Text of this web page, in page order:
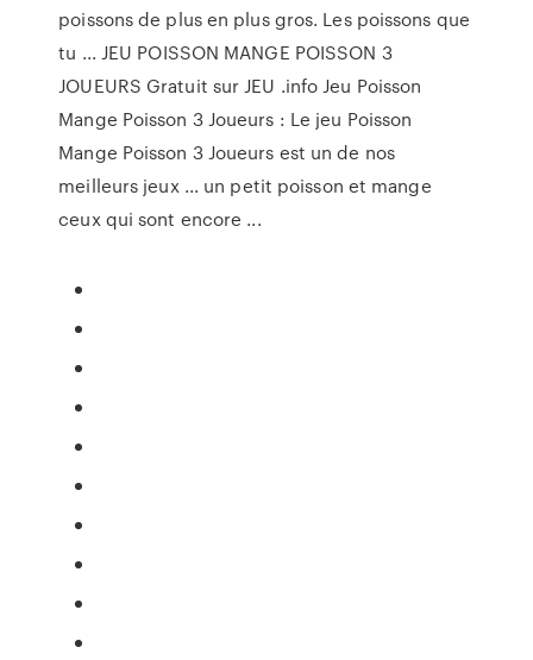
poissons de plus en plus gros. Les poissons que
tu ... JEU POISSON MANGE POISSON 3
JOUEURS Gratuit sur JEU .info Jeu Poisson
Mange Poisson 3 Joueurs : Le jeu Poisson
Mange Poisson 3 Joueurs est un de nos
meilleurs jeux ... un petit poisson et mange
ceux qui sont encore ...